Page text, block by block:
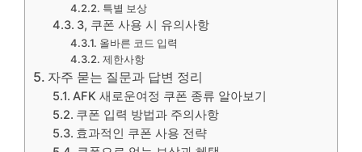
특별 보상
3, 쿠폰 사용 시 유의사항
올바른 코드 입력
제한사항
자주 묻는 질문과 답변 정리
AFK 새로운여정 쿠폰 종류 알아보기
쿠폰 입력 방법과 주의사항
효과적인 쿠폰 사용 전략